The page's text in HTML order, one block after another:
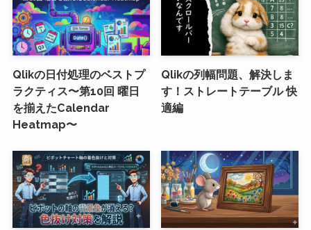
Qlikの日付処理のベストプ
ラクティス〜第10回 曜日
を揃えたCalendar
Heatmap〜
Qlikの列幅問題、解決しま
す！ストレートテーブル 快
適編